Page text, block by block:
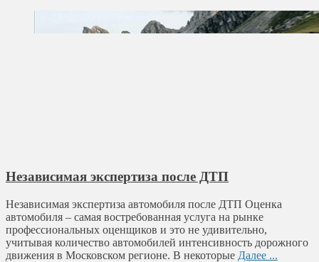
Независимая экспертиза после ДТП
Независимая экспертиза автомобиля после ДТП Оценка
автомобиля – самая востребованная услуга на рынке
профессиональных оценщиков и это не удивительно,
учитывая количество автомобилей интенсивность дорожного
движения в Московском регионе. В некоторые Далее ...